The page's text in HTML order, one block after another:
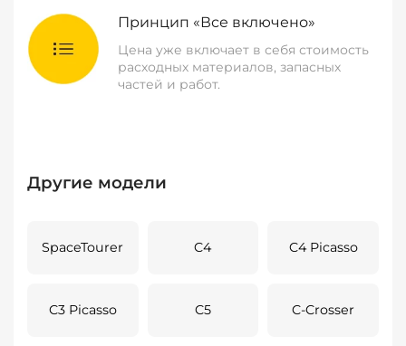
Принцип «Все включено»
Цена уже включает в себя стоимость
расходных материалов, запасных
частей и работ.
Другие модели
SpaceTourer C4 C4 Picasso
C3 Picasso C5 C-Crosser